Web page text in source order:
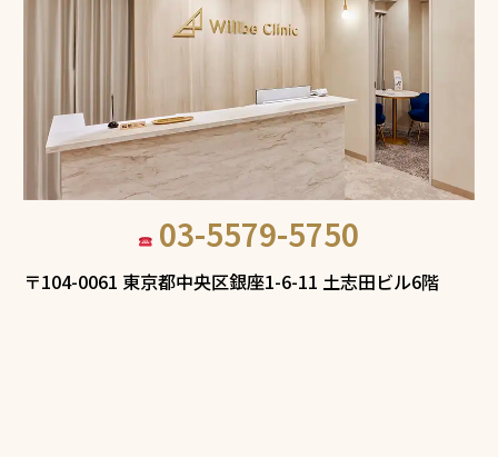
03-5579-5750
〒104-0061 東京都中央区銀座1-6-11 土志田ビル6階